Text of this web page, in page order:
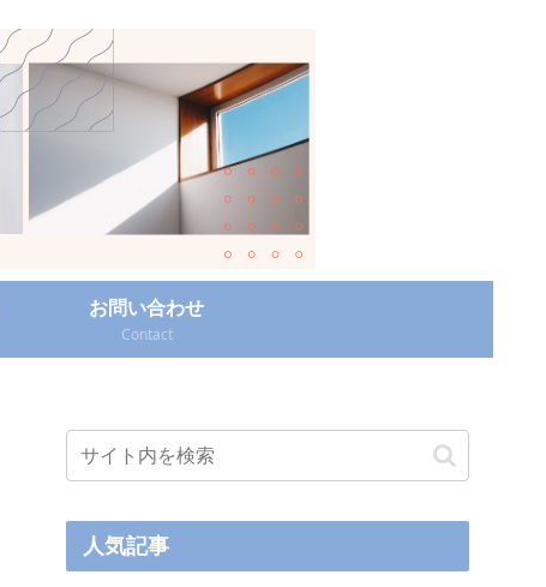
お問い合わせ
Contact‎
人気記事